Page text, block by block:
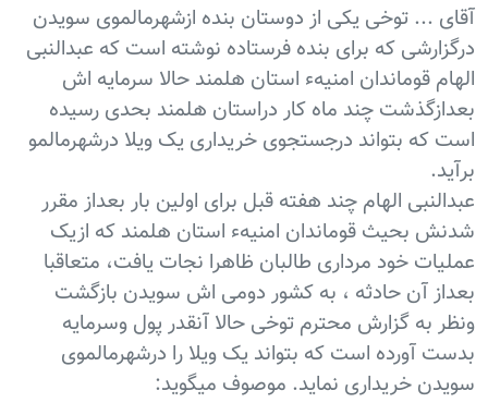
آقای ... توخی یکی از دوستان بنده ازشهرمالموی سویدن
درگزارشی که برای بنده فرستاده نوشته است که عبدالنبی
الهام قوماندان امنیهء استان هلمند حالا سرمایه اش
بعدازگذشت چند ماه کار دراستان هلمند بحدی رسیده
است که بتواند درجستجوی خریداری یک ویلا درشهرمالمو
برآید.
عبدالنبی الهام چند هفته قبل برای اولین بار بعداز مقرر
شدنش بحیث قوماندان امنیهء استان هلمند که ازیک
عملیات خود مرداری طالبان ظاهرا نجات یافت، متعاقبا
بعداز آن حادثه ، به کشور دومی اش سویدن بازگشت
ونظر به گزارش محترم توخی حالا آنقدر پول وسرمایه
بدست آورده است که بتواند یک ویلا را درشهرمالموی
سویدن خریداری نماید. موصوف میگوید: